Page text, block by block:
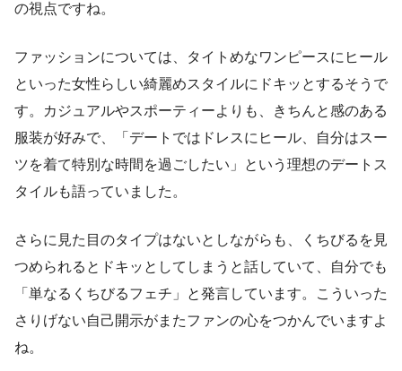
の視点ですね。
ファッションについては、タイトめなワンピースにヒール
といった女性らしい綺麗めスタイルにドキッとするそうで
す。カジュアルやスポーティーよりも、きちんと感のある
服装が好みで、「デートではドレスにヒール、自分はスー
ツを着て特別な時間を過ごしたい」という理想のデートス
タイルも語っていました。
さらに見た目のタイプはないとしながらも、くちびるを見
つめられるとドキッとしてしまうと話していて、自分でも
「単なるくちびるフェチ」と発言しています。こういった
さりげない自己開示がまたファンの心をつかんでいますよ
ね。